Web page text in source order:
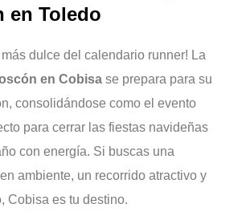
en Toledo
más dulce del calendario runner! La
en Cobisa se prepara para su
consolidándose como el evento
para cerrar las fiestas navideñas
con energía. Si buscas una
ambiente, un recorrido atractivo y
Cobisa es tu destino.